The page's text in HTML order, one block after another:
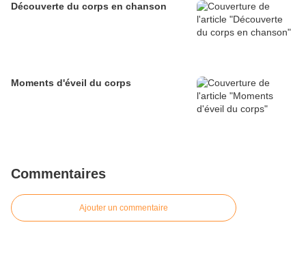
Découverte du corps en chanson
Moments d'éveil du corps
Commentaires
Ajouter un commentaire